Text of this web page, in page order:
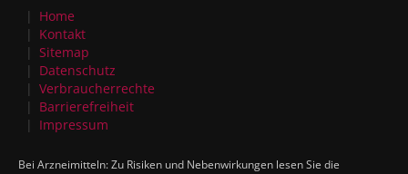
Home
Kontakt
Sitemap
Datenschutz
Verbraucherrechte
Barrierefreiheit
Impressum
Bei Arzneimitteln: Zu Risiken und Nebenwirkungen lesen Sie die